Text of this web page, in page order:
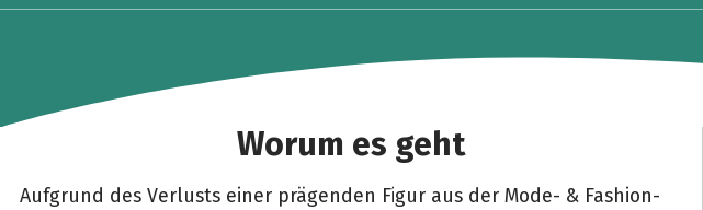
Worum es geht
Aufgrund des Verlusts einer prägenden Figur aus der Mode- & Fashion-